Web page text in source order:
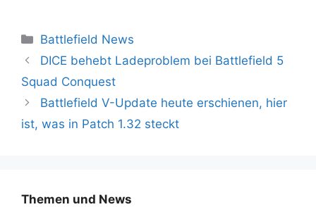
Kategorien
Battlefield News
DICE behebt Ladeproblem bei Battlefield 5
Squad Conquest
Battlefield V-Update heute erschienen, hier
ist, was in Patch 1.32 steckt
Themen und News